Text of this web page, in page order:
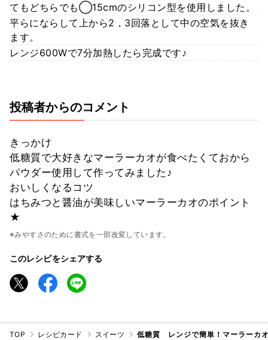
てもどちらでも◯15cmのシリコン型を使用しました。
平らにならして上から2，3回落として中の空気を抜き
ます。
レンジ600Wで7分加熱したら完成です♪
投稿者からのコメント
きっかけ
低糖質で大好きなマーラーカオが食べたくておから
パウダー使用して作ってみました♪
おいしくなるコツ
はちみつと醤油が美味しいマーラーカオのポイント
★
※みやすさのために書式を一部改変しています。
このレシピをシェアする
TOP レシピカード スイーツ 低糖質 レンジで簡単！マーラーカ